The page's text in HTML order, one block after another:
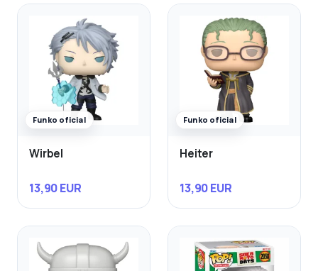
Funko oficial
Wirbel
13,90 EUR
Funko oficial
Heiter
13,90 EUR